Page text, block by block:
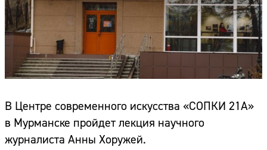
В Центре современного искусства «СОПКИ 21А»
в Мурманске пройдет лекция научного
журналиста Анны Хоружей.